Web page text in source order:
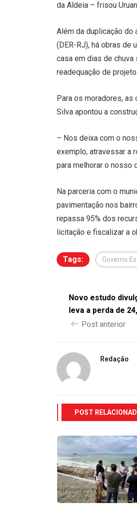
da Aldeia – frisou
Além da duplicação do
(DER-RJ), há obras de
casa em dias de chuva
readequação de
Para os moradores, as
Silva apontou a
– Nos deixa com o
exemplo, atravessar a
para melhorar o nosso
Na parceria com o
pavimentação nos
repassa 95% dos
licitação e fiscalizar a
Tags: Governo
Novo estudo
leva a perda de
Post anterior
Redação
POST